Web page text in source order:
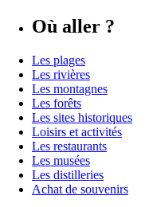
Où aller ?
Les plages
Les rivières
Les montagnes
Les forêts
Les sites historiques
Loisirs et activités
Les restaurants
Les musées
Les distilleries
Achat de souvenirs